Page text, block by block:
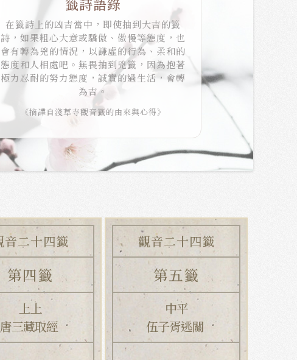
籤詩語錄
在籤詩上的凶吉當中，即使抽到大吉的籤
詩，如果粗心大意或驕傲、傲慢等態度，也
會有轉為兇的情況，以謙虛的行為、柔和的
態度和人相處吧。無畏抽到兇籤，因為抱著
極力忍耐的努力態度，誠實的過生活，會轉
為吉。
《摘譯自淺草寺觀音籤的由來與心得》
音二十四籤
第四籤
上上
唐三藏取經
觀音二十四籤
第五籤
中平
伍子胥逃關